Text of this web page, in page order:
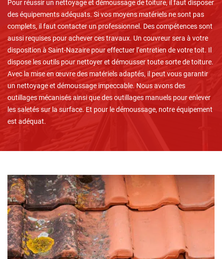
Pour réussir un nettoyage et démoussage de toiture, il faut disposer
des équipements adéquats. Si vos moyens matériels ne sont pas
complets, il faut contacter un professionnel. Des compétences sont
aussi requises pour achever ces travaux. Un couvreur sera à votre
disposition à Saint-Nazaire pour effectuer l’entretien de votre toit. Il
dispose les outils pour nettoyer et démousser toute sorte de toiture.
Avec la mise en œuvre des matériels adaptés, il peut vous garantir
un nettoyage et démoussage impeccable. Nous avons des
outillages mécanisés ainsi que des outillages manuels pour enlever
les saletés sur la surface. Et pour le démoussage, notre équipement
est adéquat.